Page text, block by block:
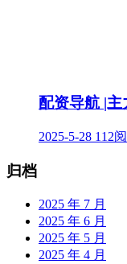
配资导航 |
2025-5-28 112
归档
2025 年 7 月
2025 年 6 月
2025 年 5 月
2025 年 4 月